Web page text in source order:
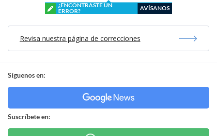
¿ENCONTRASTE UN
ERROR?
AVÍSANOS
Revisa nuestra página de correcciones
Síguenos en:
Suscríbete en: